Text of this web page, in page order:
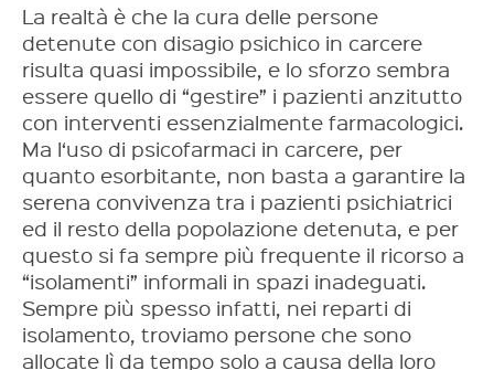
La realtà è che la cura delle persone
detenute con disagio psichico in carcere
risulta quasi impossibile, e lo sforzo sembra
essere quello di “gestire” i pazienti anzitutto
con interventi essenzialmente farmacologici.
Ma l‘uso di psicofarmaci in carcere, per
quanto esorbitante, non basta a garantire la
serena convivenza tra i pazienti psichiatrici
ed il resto della popolazione detenuta, e per
questo si fa sempre più frequente il ricorso a
“isolamenti” informali in spazi inadeguati.
Sempre più spesso infatti, nei reparti di
isolamento, troviamo persone che sono
allocate lì da tempo solo a causa della loro